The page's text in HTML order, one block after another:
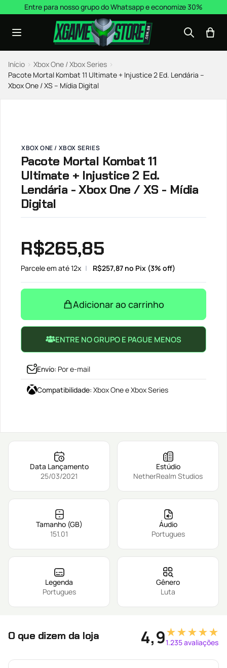
Pular para o conteúdo
Entre para nosso grupo do Whatsapp e economize 30%
Início › Xbox One / Xbox Series ›
Pacote Mortal Kombat 11 Ultimate + Injustice 2 Ed. Lendária –
Xbox One / XS – Mídia Digital
XBOX ONE / XBOX SERIES
Pacote Mortal Kombat 11
Ultimate + Injustice 2 Ed.
Lendária - Xbox One / XS - Mídia
Digital
R$265,85
Parcele em até 12x R$257,87 no Pix (3% off)
Adicionar ao carrinho
ENTRE NO GRUPO E PAGUE MENOS
Envío: Por e-mail
Compatibilidade: Xbox One e Xbox Series
Data Lançamento
25/03/2021
Estúdio
NetherRealm Studios
Tamanho (GB)
151.01
Áudio
Portugues
Legenda
Portugues
Gênero
Luta
O que dizem da loja 4,9★★★★★
1.235 avaliações